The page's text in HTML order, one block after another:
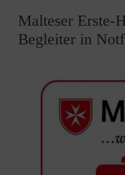
Malteser
Begleiter in